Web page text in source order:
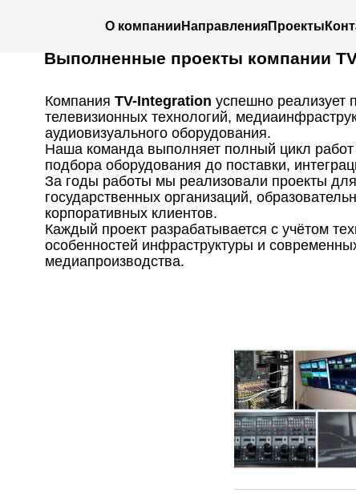
О компании НаправленияПроекты
Выполненные проекты компании
Компания TV-Integration успешно реализует
телевизионных технологий,
аудиовизуального оборудования.
Наша команда выполняет полный цикл
подбора оборудования до поставки,
За годы работы мы реализовали проекты
государственных организаций,
корпоративных клиентов.
Каждый проект разрабатывается с учётом
особенностей инфраструктуры и
медиапроизводства.